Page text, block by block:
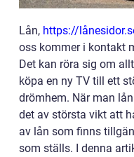
Lån, https://
oss kommer i kontakt
Det kan röra sig om
köpa en ny TV till ett
drömhem. När man
det av största vikt att
av lån som finns
som ställs. I denna